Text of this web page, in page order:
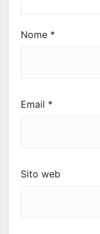
Nome *
Email *
Sito web